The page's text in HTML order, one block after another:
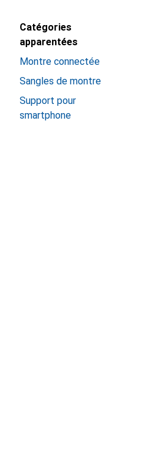
Catégories
apparentées
Montre connectée
Sangles de montre
Support pour
smartphone